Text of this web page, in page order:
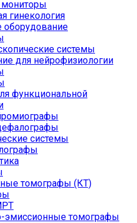
гинекология
оборудование
системы
для нейрофизиологии
функциональной
системы
томографы (КТ)
эмиссионные томографы